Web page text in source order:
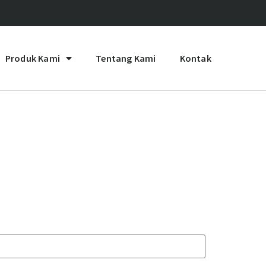
Produk Kami Tentang Kami Kontak